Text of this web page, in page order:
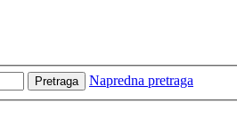
Pretraga Napredna pretraga